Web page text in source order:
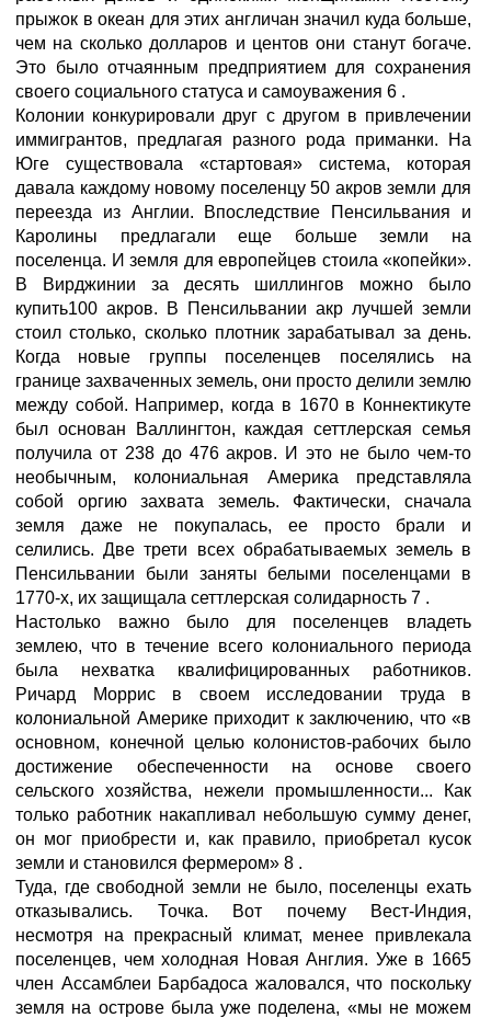
прыжок в океан для этих англичан значил куда больше,
чем на сколько долларов и центов они станут богаче.
Это было отчаянным предприятием для сохранения
своего социального статуса и самоуважения 6 .
Колонии конкурировали друг с другом в привлечении
иммигрантов, предлагая разного рода приманки. На
Юге существовала «стартовая» система, которая
давала каждому новому поселенцу 50 акров земли для
переезда из Англии. Впоследствие Пенсильвания и
Каролины предлагали еще больше земли на
поселенца. И земля для европейцев стоила «копейки».
В Вирджинии за десять шиллингов можно было
купить100 акров. В Пенсильвании акр лучшей земли
стоил столько, сколько плотник зарабатывал за день.
Когда новые группы поселенцев поселялись на
границе захваченных земель, они просто делили землю
между собой. Например, когда в 1670 в Коннектикуте
был основан Валлингтон, каждая сеттлерская семья
получила от 238 до 476 акров. И это не было чем-то
необычным, колониальная Америка представляла
собой оргию захвата земель. Фактически, сначала
земля даже не покупалась, ее просто брали и
селились. Две трети всех обрабатываемых земель в
Пенсильвании были заняты белыми поселенцами в
1770-х, их защищала сеттлерская солидарность 7 .
Настолько важно было для поселенцев владеть
землею, что в течение всего колониального периода
была нехватка квалифицированных работников.
Ричард Моррис в своем исследовании труда в
колониальной Америке приходит к заключению, что «в
основном, конечной целью колонистов-рабочих было
достижение обеспеченности на основе своего
сельского хозяйства, нежели промышленности... Как
только работник накапливал небольшую сумму денег,
он мог приобрести и, как правило, приобретал кусок
земли и становился фермером» 8 .
Туда, где свободной земли не было, поселенцы ехать
отказывались. Точка. Вот почему Вест-Индия,
несмотря на прекрасный климат, менее привлекала
поселенцев, чем холодная Новая Англия. Уже в 1665
член Ассамблеи Барбадоса жаловался, что поскольку
земля на острове была уже поделена, «мы не можем